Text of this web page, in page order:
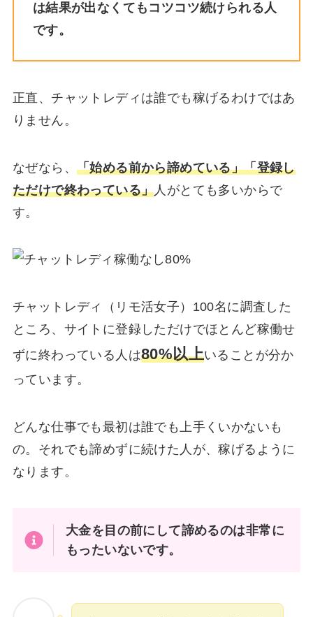
は結果が出なくてもコツコツ続けられる人
です。
正直、チャットレディは誰でも稼げるわけではあ
りません。
なぜなら、 「始める前から諦めている」「登録し
ただけで終わっている」 人がとても多いからで
す。
チャットレディ（リモ活女子）100名に調査した
ところ、サイトに登録しただけでほとんど稼働せ
ずに終わっている人は80%以上いることが分か
っています。
どんな仕事でも最初は誰でも上手くいかないも
の。それでも諦めずに続けた人が、稼げるように
なります。
大金を目の前にして諦めるのは非常に
もったいないです。